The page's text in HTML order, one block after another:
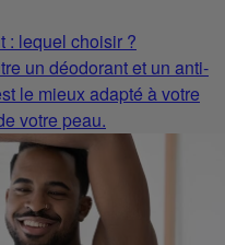
: lequel choisir ?
un déodorant et un anti-
le mieux adapté à votre
votre peau.